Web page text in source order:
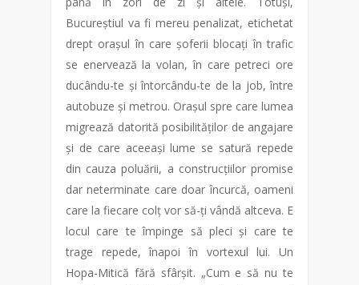
Bucureștiul va fi mereu penalizat, etichetat
drept orașul în care șoferii blocați în trafic
se enervează la volan, în care petreci ore
ducându-te și întorcându-te de la job, între
autobuze și metrou. Orașul spre care lumea
migrează datorită posibilităților de angajare
și de care aceeași lume se satură repede
din cauza poluării, a construcțiilor promise
dar neterminate care doar încurcă, oameni
care la fiecare colț vor să-ți vândă altceva. E
locul care te împinge să pleci și care te
trage repede, înapoi în vortexul lui. Un
Hopa-Mitică fără sfârșit. „Cum e să nu te